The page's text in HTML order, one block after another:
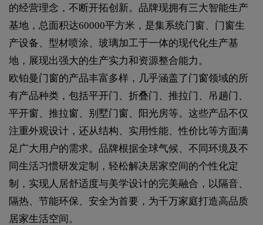
的经营理念，不断开拓创新。品牌现拥有三大智能生产
基地，总面积达60000平方米，是集系统门窗、门窗生
产设备、型材喷涂、玻璃加工于一体的现代化生产基
地，展现出强大的生产实力和资源整合能力。
欧铂曼门窗的产品丰富多样，几乎涵盖了门窗领域的所
有产品种类，包括平开门、折叠门、推拉门、吊趟门、
平开窗、推拉窗、别墅门窗、阳光房等。这些产品不仅
注重外观设计，还从结构、实用性能、性价比等方面满
足广大用户的需求。品牌根据全球气候、不同环境及不
同生活习惯研发定制，轻松解决居家空间的个性化定
制，实现人居舒适度与美学设计的完美融合，以隔音、
隔热、节能环保、安全为首要，为千万家庭打造高品质
居家生活空间。